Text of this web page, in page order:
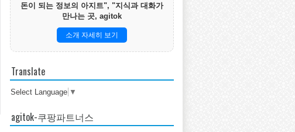
돈이 되는 정보의 아지트", "지식과 대화가
만나는 곳, agitok
소개 자세히 보기
Translate
Select Language ▼
agitok-쿠팡파트너스